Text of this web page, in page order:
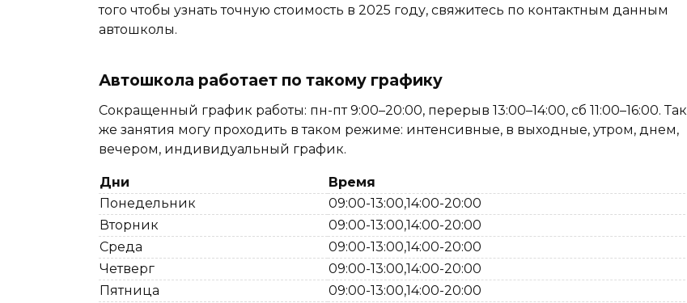
того чтобы узнать точную стоимость в 2025 году, свяжитесь по контактным данным
автошколы.
Автошкола работает по такому графику
Сокращенный график работы: пн-пт 9:00–20:00, перерыв 13:00–14:00, сб 11:00–16:00. Так
же занятия могу проходить в таком режиме: интенсивные, в выходные, утром, днем,
вечером, индивидуальный график.
Дни
Время
Понедельник
09:00-13:00,14:00-20:00
Вторник
09:00-13:00,14:00-20:00
Среда
09:00-13:00,14:00-20:00
Четверг
09:00-13:00,14:00-20:00
Пятница
09:00-13:00,14:00-20:00